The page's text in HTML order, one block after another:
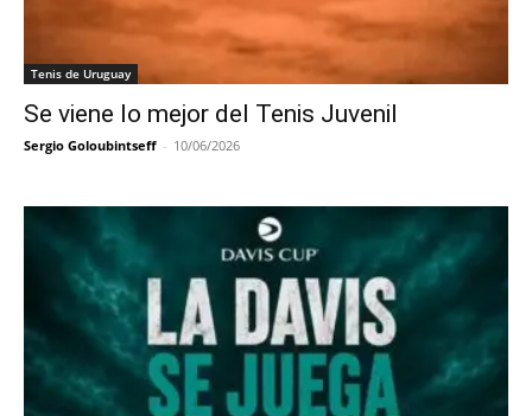
Tenis de Uruguay
Se viene lo mejor del Tenis Juvenil
Sergio Goloubintseff - 10/06/2026